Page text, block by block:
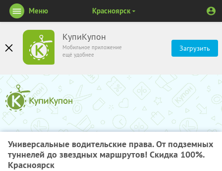
КупиКупон
Мобильное приложение
ещё удобнее
Загрузить
Меню Красноярск
Универсальные водительские права. От подземных
туннелей до звездных маршрутов! Скидка 100%.
Красноярск